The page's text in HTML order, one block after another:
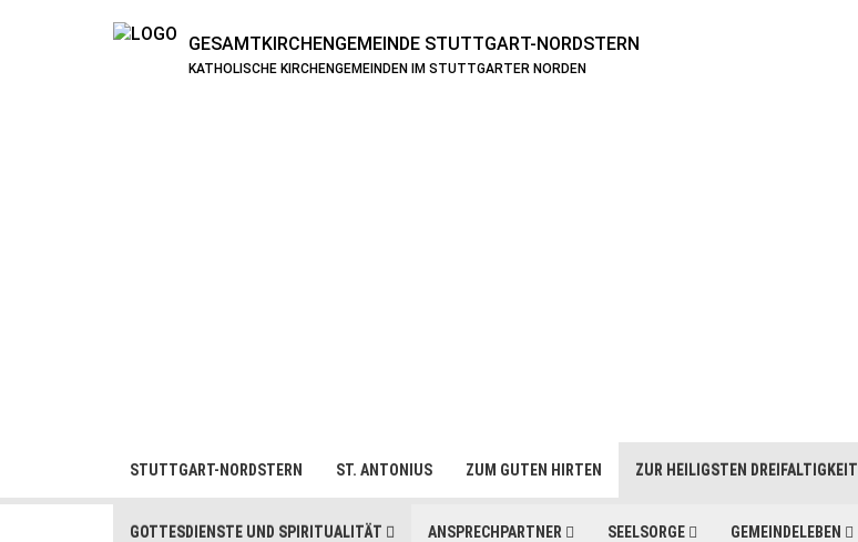
GESAMTKIRCHENGEMEINDE STUTTGART-NORDSTERN
KATHOLISCHE KIRCHENGEMEINDEN IM STUTTGARTER NORDEN
STUTTGART-NORDSTERN ST. ANTONIUS ZUM GUTEN HIRTEN ZUR HEILIGSTEN DREIFALTIGKEIT
GOTTESDIENSTE UND SPIRITUALITÄT ANSPRECHPARTNER SEELSORGE GEMEINDELEBEN